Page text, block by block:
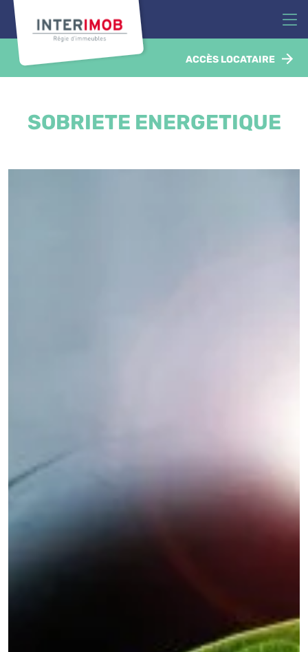
ACCÈS LOCATAIRE
SOBRIETE ENERGETIQUE